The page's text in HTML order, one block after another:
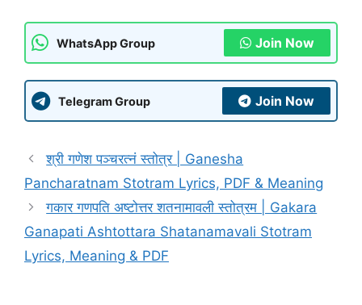
WhatsApp Group Join Now
Telegram Group Join Now
श्री गणेश पञ्चरत्नं स्तोत्र | Ganesha
Pancharatnam Stotram Lyrics, PDF & Meaning
गकार गणपति अष्टोत्तर शतनामावली स्तोत्रम | Gakara
Ganapati Ashtottara Shatanamavali Stotram
Lyrics, Meaning & PDF